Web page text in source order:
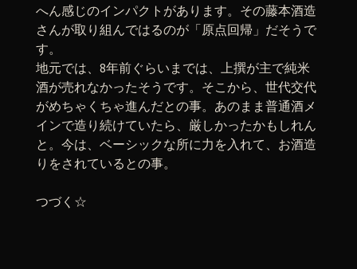
へん感じのインパクトがあります。その藤本酒造
さんが取り組んではるのが「原点回帰」だそうで
す。
地元では、8年前ぐらいまでは、上撰が主で純米
酒が売れなかったそうです。そこから、世代交代
がめちゃくちゃ進んだとの事。あのまま普通酒メ
インで造り続けていたら、厳しかったかもしれん
と。今は、ベーシックな所に力を入れて、お酒造
りをされているとの事。
つづく☆